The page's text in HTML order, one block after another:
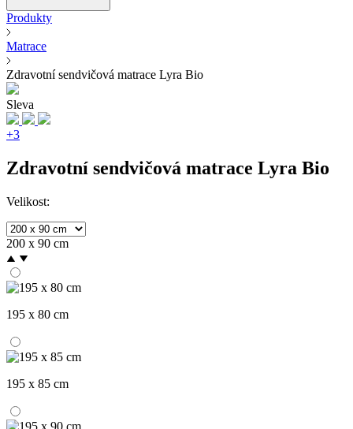
Produkty
Matrace
Zdravotní sendvičová matrace Lyra Bio
Sleva
+3
Zdravotní sendvičová matrace Lyra Bio
Velikost:
200 x 90 cm
195 x 80 cm
195 x 85 cm